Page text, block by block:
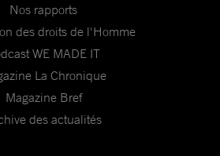
Nos rapports
des droits de l'Homme
WE MADE IT
La Chronique
Magazine Bref
des actualités